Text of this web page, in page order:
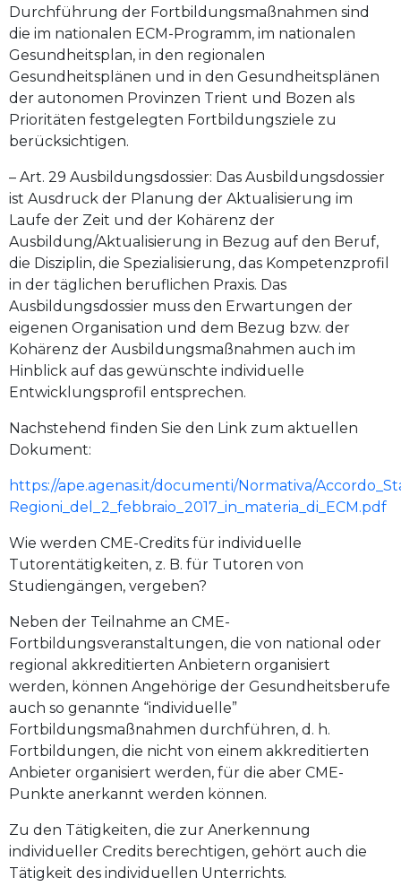
Durchführung der Fortbildungsmaßnahmen sind
die im nationalen ECM-Programm, im nationalen
Gesundheitsplan, in den regionalen
Gesundheitsplänen und in den Gesundheitsplänen
der autonomen Provinzen Trient und Bozen als
Prioritäten festgelegten Fortbildungsziele zu
berücksichtigen.
– Art. 29 Ausbildungsdossier: Das Ausbildungsdossier
ist Ausdruck der Planung der Aktualisierung im
Laufe der Zeit und der Kohärenz der
Ausbildung/Aktualisierung in Bezug auf den Beruf,
die Disziplin, die Spezialisierung, das Kompetenzprofil
in der täglichen beruflichen Praxis. Das
Ausbildungsdossier muss den Erwartungen der
eigenen Organisation und dem Bezug bzw. der
Kohärenz der Ausbildungsmaßnahmen auch im
Hinblick auf das gewünschte individuelle
Entwicklungsprofil entsprechen.
Nachstehend finden Sie den Link zum aktuellen
Dokument:
https://ape.agenas.it/documenti/Normativa/
Regioni_del_2_febbraio_2017_in_materia_di_ECM.pdf
Wie werden CME-Credits für individuelle
Tutorentätigkeiten, z. B. für Tutoren von
Studiengängen, vergeben?
Neben der Teilnahme an CME-
Fortbildungsveranstaltungen, die von national oder
regional akkreditierten Anbietern organisiert
werden, können Angehörige der Gesundheitsberufe
auch so genannte “individuelle”
Fortbildungsmaßnahmen durchführen, d. h.
Fortbildungen, die nicht von einem akkreditierten
Anbieter organisiert werden, für die aber CME-
Punkte anerkannt werden können.
Zu den Tätigkeiten, die zur Anerkennung
individueller Credits berechtigen, gehört auch die
Tätigkeit des individuellen Unterrichts.